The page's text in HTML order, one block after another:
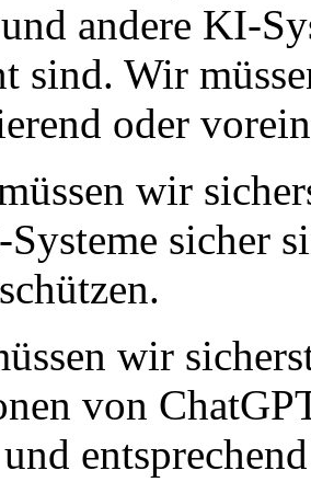
andere KI-
sind. Wir
oder
wir
sicher
wir
von